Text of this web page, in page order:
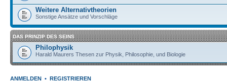
Weitere Alternativtheorien
Sonstige Ansätze und Vorschläge
DAS PRINZIP DES SEINS
Philophysik
Harald Maurers Thesen zur Physik, Philosophie, und Biologie
ANMELDEN • REGISTRIEREN